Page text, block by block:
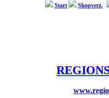
Start Shopverz.